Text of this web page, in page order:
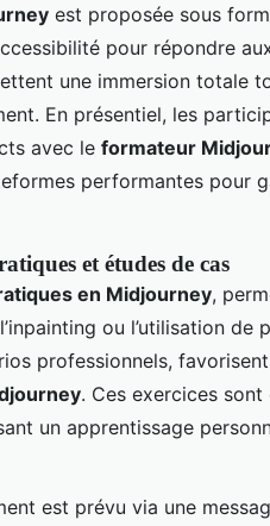
est proposée sous
pour répondre
une immersion totale
En présentiel, les
avec le formateur
performantes pour
et études de cas
en Midjourney,
ou l’utilisation de
professionnels,
. Ces exercices sont
un apprentissage
est prévu via une